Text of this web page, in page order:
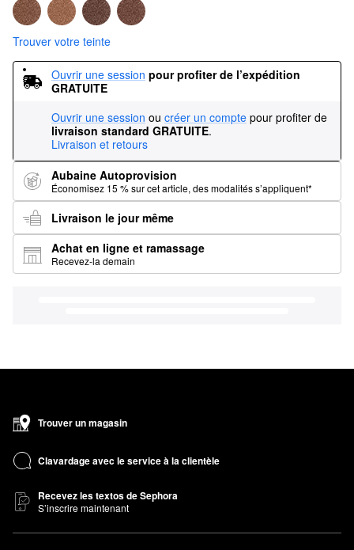
Trouver votre teinte
Ouvrir une session pour profiter de l’expédition
GRATUITE
Ouvrir une session ou créer un compte pour profiter de
livraison standard GRATUITE.
Livraison et retours
Aubaine Autoprovision
Économisez 15 % sur cet article, des modalités s’appliquent*
Livraison le jour même
Achat en ligne et ramassage
Recevez-la demain
Trouver un magasin
Clavardage avec le service à la clientèle
Recevez les textos de Sephora
S’inscrire maintenant